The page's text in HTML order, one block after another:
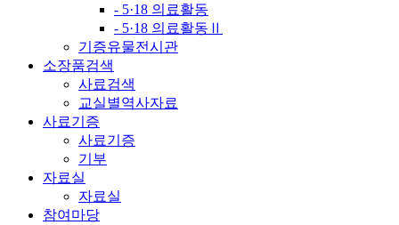
- 5·18 의료활동
- 5·18 의료활동Ⅱ
기증유물전시관
소장품검색
사료검색
교실별역사자료
사료기증
사료기증
기부
자료실
자료실
참여마당